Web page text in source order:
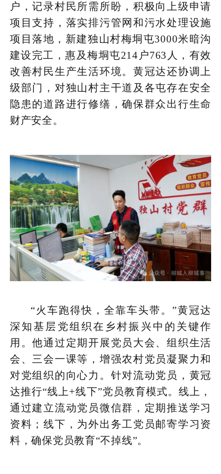
户，记录村民所需所盼，积极向上级申请
项目支持，落实排污管网和污水处理设施
项目落地，新建独山村梅垌屯3000米暗沟
建设完工，惠及梅垌屯214户763人，有效
改善村民生产生活环境。黄冠达还协调上
级部门，对独山村主干道及各屯存在安全
隐患的道路进行修缮，确保群众出行生命
财产安全。
“火车跑得快，全靠车头带。”黄冠达
深知基层党组织在乡村振兴中的关键作
用。他通过定期开展党员大会、组织生活
会、三会一课等，增强农村党员凝聚力和
对党组织的向心力。针对流动党员，黄冠
达推行“线上+线下”党员教育模式。线上，
通过建立流动党员微信群，定期推送学习
资料；线下，为外出务工党员邮寄学习资
料，确保党员教育“不掉线”。